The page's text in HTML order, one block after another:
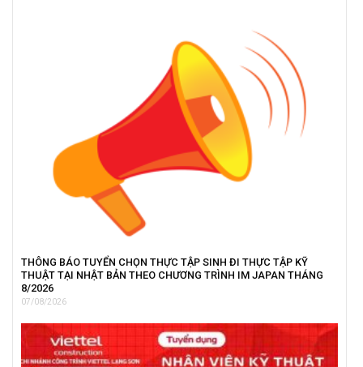
THÔNG BÁO TUYỂN CHỌN THỰC TẬP SINH ĐI THỰC TẬP KỸ
THUẬT TẠI NHẬT BẢN THEO CHƯƠNG TRÌNH IM JAPAN THÁNG
8/2026
07/08/2026